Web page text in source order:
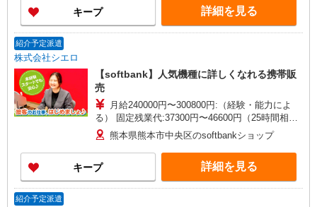
有）★ ゜・。○。・゜+゜・。○。・゜+゜
キープ 詳細を見る
紹介予定派遣
株式会社シエロ
【softbank】人気機種に詳しくなれる携帯販
売
月給240000円〜300800円:（経験・能力によ
る） 固定残業代:37300円〜46600円（25時間相
当） ※時間外勤務の有無にかかわらず固定残業代
は支給されます。また、相当時間を超えて時間外
勤務した場合は1分単位で残業代が追加で支給され
ます。 ※試用期間あり4ヶ月月給25万円以上 ※残
業代支給 ★交通費別途支給（規定あり） ゜
熊本県熊本市中央区のsoftbankショップ
キープ 詳細を見る
紹介予定派遣